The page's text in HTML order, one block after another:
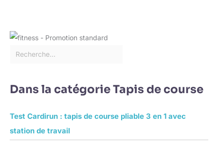
Dans la catégorie Tapis de course
Test Cardirun : tapis de course pliable 3 en 1 avec
station de travail